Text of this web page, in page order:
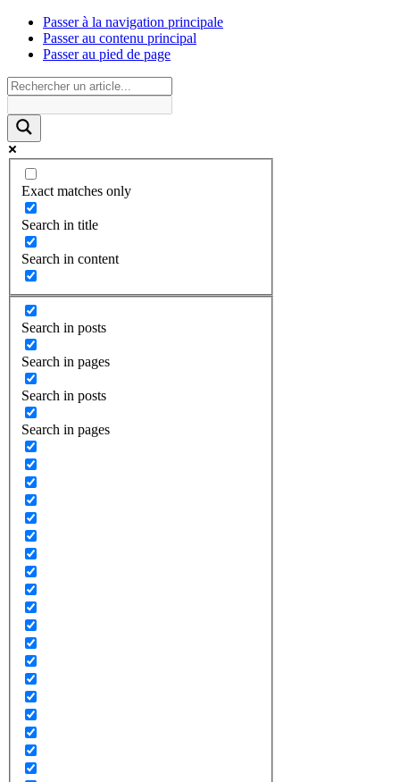
Passer à la navigation principale
Passer au contenu principal
Passer au pied de page
Exact matches only
Search in title
Search in content
Search in posts
Search in pages
Search in posts
Search in pages